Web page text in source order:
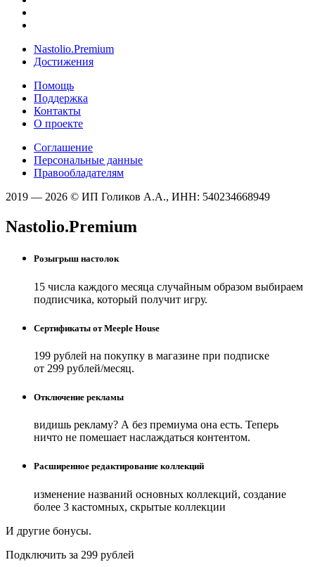
Nastolio.Premium
Достижения
Помощь
Поддержка
Контакты
О проекте
Соглашение
Персональные данные
Правообладателям
2019 — 2026 © ИП Голиков А.А., ИНН: 540234668949
Nastolio.Premium
Розыгрыш настолок
15 числа каждого месяца случайным образом выбираем
подписчика, который получит игру.
Сертификаты от Meeple House
199 рублей на покупку в магазине при подписке
от 299 рублей/месяц.
Отключение рекламы
видишь рекламу? А без премиума она есть. Теперь
ничто не помешает наслаждаться контентом.
Расширенное редактирование коллекций
изменение названий основных коллекций, создание
более 3 кастомных, скрытые коллекции
И другие бонусы.
Подключить за 299 рублей